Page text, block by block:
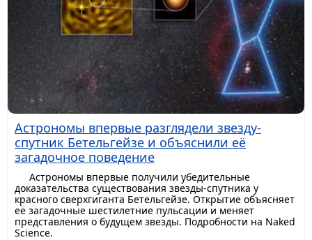
Астрономы впервые разглядели звезду-
спутник Бетельгейзе и объяснили её
загадочное поведение
Астрономы впервые получили убедительные
доказательства существования звезды-спутника у
красного сверхгиганта Бетельгейзе. Открытие объясняет
её загадочные шестилетние пульсации и меняет
представления о будущем звезды. Подробности на Naked
Science.